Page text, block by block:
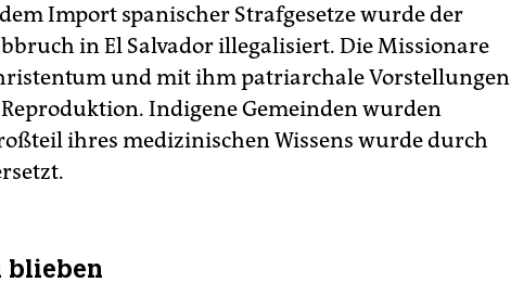
Import spanischer Strafgesetze wurde der
in El Salvador illegalisiert. Die Missionare
und mit ihm patriarchale Vorstellungen
Indigene Gemeinden wurden
ihres medizinischen Wissens wurde durch
blieben